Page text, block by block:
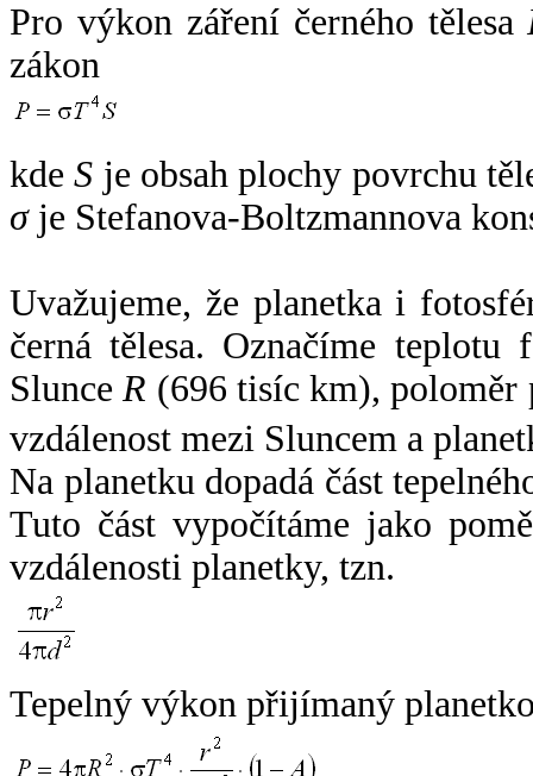
Pro výkon záření černého tělesa
zákon
kdeS je obsah plochy povrchu
σje Stefanova-Boltzmannova
Uvažujeme, že planetka i
černá tělesa. Označíme
SlunceR (696 tisíc km),
vzdálenost mezi Sluncem a
Na planetku dopadá část
Tuto část vypočítáme jako
vzdálenosti planetky, tzn.
Tepelný výkon přijímaný